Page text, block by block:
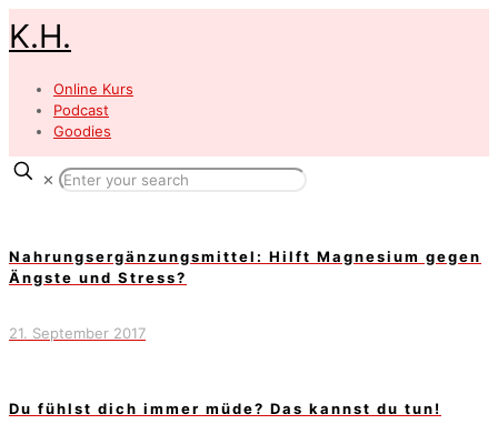
K.H.
Online Kurs
Podcast
Goodies
✕
Nahrungsergänzungsmittel: Hilft Magnesium gegen
Ängste und Stress?
21. September 2017
Du fühlst dich immer müde? Das kannst du tun!